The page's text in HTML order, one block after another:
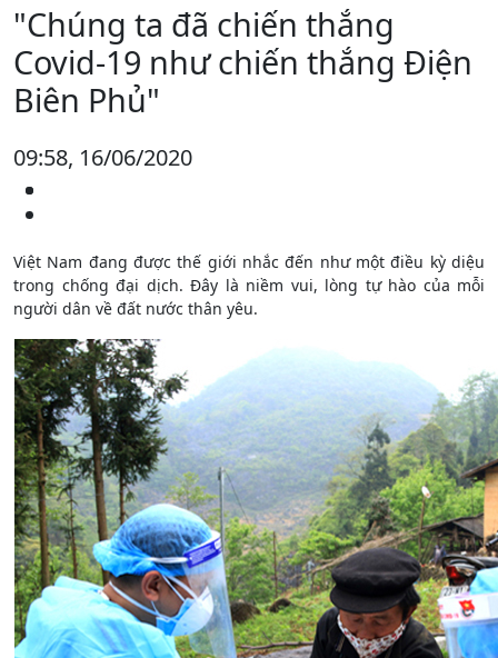
"Chúng ta đã chiến thắng
Covid-19 như chiến thắng Điện
Biên Phủ"
09:58, 16/06/2020
Việt Nam đang được thế giới nhắc đến như một điều kỳ diệu
trong chống đại dịch. Đây là niềm vui, lòng tự hào của mỗi
người dân về đất nước thân yêu.